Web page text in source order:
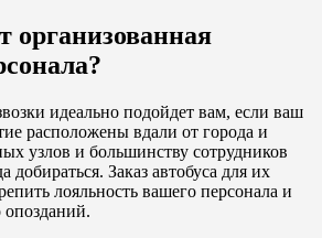
организованная
идеально подойдет вам, если ваш
расположены вдали от города и
узлов и большинству сотрудников
добираться. Заказ автобуса для их
лояльность вашего персонала и
опозданий.